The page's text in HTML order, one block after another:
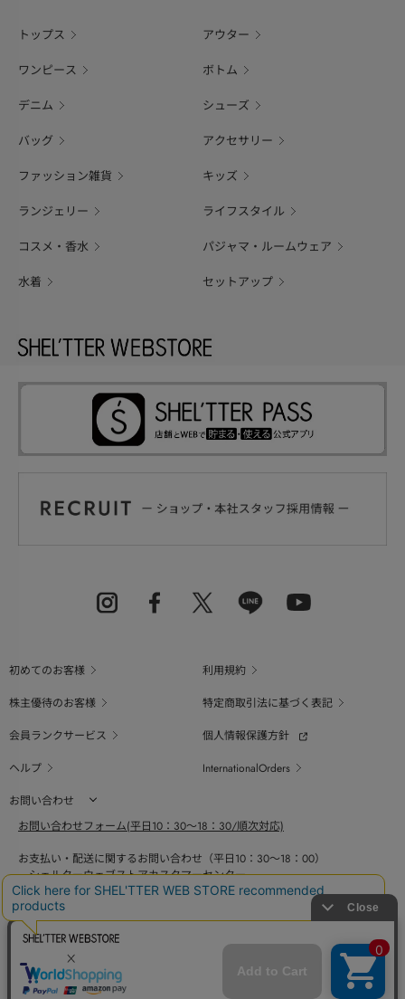
トップス アウター
ワンピース ボトム
デニム シューズ
バッグ アクセサリー
ファッション雑貨 キッズ
ランジェリー ライフスタイル
コスメ・香水 パジャマ・ルームウェア
水着 セットアップ
初めてのお客様
利用規約
株主優待のお客様
特定商取引法に基づく表記
会員ランクサービス
個人情報保護方針
ヘルプ
InternationalOrders
お問い合わせ
お問い合わせフォーム(平日10：30～18：30/順次対応)
お支払い・配送に関するお問い合わせ（平日10：30～18：00）
シェルターウェブストアカスタマーセンター
0800-123-6820
商品の素材、サイズ、仕様等に関するお問い合せ（平日10：30～18：00）
バロックジャパンリミテッドコールセンター
03-6730-9191
BAROQUE JAPAN LIMITED